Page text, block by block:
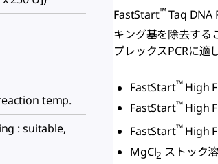
temp.
: suitable,
FastStart™Taq DNA
キング基を除去する
プレックスPCRに適
FastStart™High
FastStart™High
FastStart™High
MgCl2 ストック